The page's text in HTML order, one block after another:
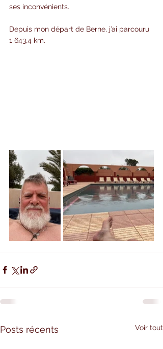
ses inconvénients.
Depuis mon départ de Berne, j’ai parcouru
1 643,4 km.
Posts récents Voir tout